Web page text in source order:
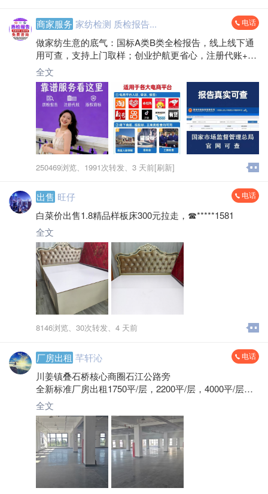
商家服务 家纺检测 质检报告... 电话
做家纺生意的底气：国标A类B类全检报告，线上线下通
用可查，支持上门取样；创业护航更省心，注册代账+商
标版权一站式搞定，专业服务不打烊～
全文
250469浏览、 1991次转发、 3 天前[刷新]
出售 旺仔 电话
白菜价出售1.8精品样板床300元拉走，☎*****1581
全文
8146浏览、 30次转发、 4 天前
厂房出租 芊轩沁 电话
川姜镇叠石桥核心商圈石江公路旁
全新标准厂房出租1750平/层，2200平/层，4000平/层，5
780平/层，6400平/层园区总计50000平，配大货梯多
部，食堂宿舍齐全， 性价比高。
微信电话:*****1426
全文